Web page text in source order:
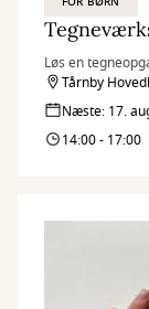
Løs en
Tårnby
Næste: 17.
14:00 - 17:00